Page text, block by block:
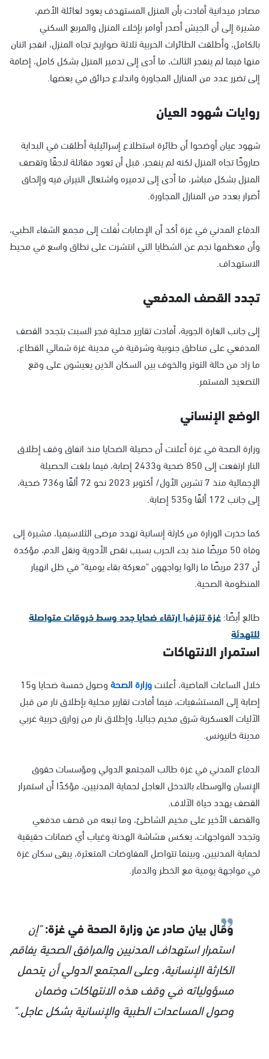
مصادر ميدانية أفادت بأن المنزل المستهدف يعود لعائلة الأضم،
مشيرة إلى أن الجيش أصدر أوامر بإخلاء المنزل والمربع السكني
بالكامل، وأطلقت الطائرات الحربية ثلاثة صواريخ تجاه المنزل، انفجر اثنان
منها فيما لم ينفجر الثالث، ما أدى إلى تدمير المنزل بشكل كامل، إضافة
إلى تضرر عدد من المنازل المجاورة واندلاع حرائق في بعضها.
روايات شهود العيان
شهود عيان أوضحوا أن طائرة استطلاع إسرائيلية أطلقت في البداية
صاروخًا تجاه المنزل لكنه لم ينفجر، قبل أن تعود مقاتلة لاحقًا وتقصف
المنزل بشكل مباشر، ما أدى إلى تدميره واشتعال النيران فيه وإلحاق
أضرار بعدد من المنازل المجاورة.
الدفاع المدني في غزة أكد أن الإصابات نُقلت إلى مجمع الشفاء الطبي،
وأن معظمها نجم عن الشظايا التي انتشرت على نطاق واسع في محيط
الاستهداف.
تجدد القصف المدفعي
إلى جانب الغارة الجوية، أفادت تقارير محلية فجر السبت بتجدد القصف
المدفعي على مناطق جنوبية وشرقية في مدينة غزة شمالي القطاع،
ما زاد من حالة التوتر والخوف بين السكان الذين يعيشون على وقع
التصعيد المستمر.
الوضع الإنساني
وزارة الصحة في غزة أعلنت أن حصيلة الضحايا منذ اتفاق وقف إطلاق
النار ارتفعت إلى 850 ضحية و2433 إصابة، فيما بلغت الحصيلة
الإجمالية منذ 7 تشرين الأول/ أكتوبر 2023 نحو 72 ألفًا و736 ضحية،
إلى جانب 172 ألفًا و535 إصابة.
كما حذرت الوزارة من كارثة إنسانية تهدد مرضى الثلاسيميا، مشيرة إلى
وفاة 50 مريضًا منذ بدء الحرب بسبب نقص الأدوية ونقل الدم، مؤكدة
أن 237 مريضًا ما زالوا يواجهون "معركة بقاء يومية" في ظل انهيار
المنظومة الصحية.
طالع أيضًا:غزة تنزف| ارتقاء ضحايا جدد وسط خروقات متواصلة
للتهدئة
استمرار الانتهاكات
خلال الساعات الماضية، أعلنتوزارة الصحة
وصول خمسة ضحايا و15
إصابة إلى المستشفيات، فيما أفادت تقارير محلية بإطلاق نار من قبل
الآليات العسكرية شرق مخيم جباليا، وإطلاق نار من زوارق حربية غربي
مدينة خانيونس.
الدفاع المدني في غزة طالب المجتمع الدولي ومؤسسات حقوق
الإنسان والوسطاء بالتدخل العاجل لحماية المدنيين، مؤكدًا أن استمرار
القصف يهدد حياة الآلاف.
والقصف الأخير على مخيم الشاطئ، وما تبعه من قصف مدفعي
وتجدد المواجهات، يعكس هشاشة الهدنة وغياب أي ضمانات حقيقية
لحماية المدنيين، وبينما تتواصل المفاوضات المتعثرة، يبقى سكان غزة
في مواجهة يومية مع الخطر والدمار.
وقال بيان صادر عن وزارة الصحة في غزة:"إن
استمرار استهداف المدنيين والمرافق الصحية يفاقم
الكارثة الإنسانية، وعلى المجتمع الدولي أن يتحمل
مسؤولياته في وقف هذه الانتهاكات وضمان
وصول المساعدات الطبية والإنسانية بشكل عاجل."